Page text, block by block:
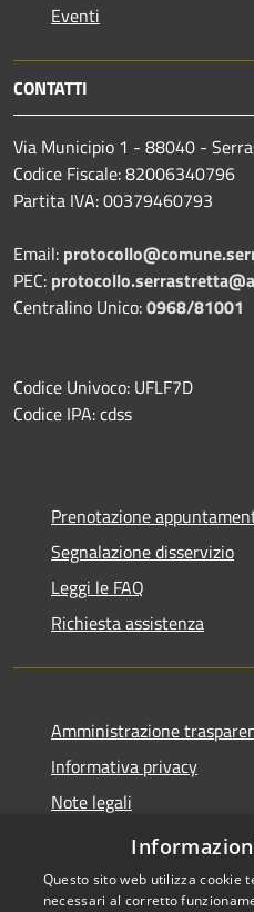
Eventi
CONTATTI
Via Municipio 1 - 88040 -
Codice Fiscale: 82006340796
Partita IVA: 00379460793
Email:
PEC:
Centralino Unico:0968/81001
Codice Univoco: UFLF7D
Codice IPA: cdss
Prenotazione
Segnalazione disservizio
Leggi le FAQ
Richiesta assistenza
Amministrazione
Informativa privacy
Note legali
Dichiarazione di
Questo sito web utilizza cookie
necessari al corretto